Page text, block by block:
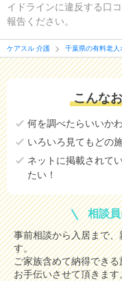
イドラインに違反する口
報告ください。
ケアスル 介護 千葉県の有料老
こんな
何を調べたらいいか
いろいろ見てもどの
ネットに掲載されて
たい！
相談
事前相談から入居まで
す。
ご家族含めて納得でき
お手伝いさせて頂きます